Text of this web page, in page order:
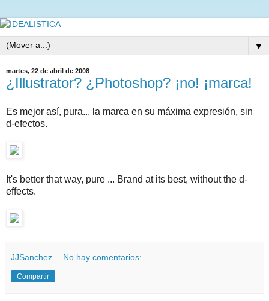
▼
martes, 22 de abril de 2008
¿Illustrator? ¿Photoshop? ¡no! ¡marca!
Es mejor así, pura... la marca en su máxima expresión, sin
d-efectos.
It's better that way, pure ... Brand at its best, without the d-
effects.
JJSanchez No hay comentarios:
Compartir